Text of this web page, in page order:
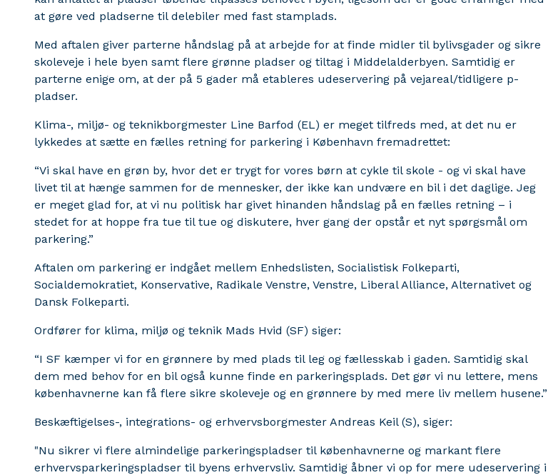
at gøre ved pladserne til delebiler med fast stamplads.
Med aftalen giver parterne håndslag på at arbejde for at finde midler til bylivsgader og sikre
skoleveje i hele byen samt flere grønne pladser og tiltag i Middelalderbyen. Samtidig er
parterne enige om, at der på 5 gader må etableres udeservering på vejareal/tidligere p-
pladser.
Klima-, miljø- og teknikborgmester Line Barfod (EL) er meget tilfreds med, at det nu er
lykkedes at sætte en fælles retning for parkering i København fremadrettet:
“Vi skal have en grøn by, hvor det er trygt for vores børn at cykle til skole - og vi skal have
livet til at hænge sammen for de mennesker, der ikke kan undvære en bil i det daglige. Jeg
er meget glad for, at vi nu politisk har givet hinanden håndslag på en fælles retning – i
stedet for at hoppe fra tue til tue og diskutere, hver gang der opstår et nyt spørgsmål om
parkering.”
Aftalen om parkering er indgået mellem Enhedslisten, Socialistisk Folkeparti,
Socialdemokratiet, Konservative, Radikale Venstre, Venstre, Liberal Alliance, Alternativet og
Dansk Folkeparti.
Ordfører for klima, miljø og teknik Mads Hvid (SF) siger:
“I SF kæmper vi for en grønnere by med plads til leg og fællesskab i gaden. Samtidig skal
dem med behov for en bil også kunne finde en parkeringsplads. Det gør vi nu lettere, mens
københavnerne kan få flere sikre skoleveje og en grønnere by med mere liv mellem husene.”
Beskæftigelses-, integrations- og erhvervsborgmester Andreas Keil (S), siger:
"Nu sikrer vi flere almindelige parkeringspladser til københavnerne og markant flere
erhvervsparkeringspladser til byens erhvervsliv. Samtidig åbner vi op for mere udeservering i